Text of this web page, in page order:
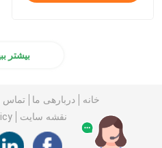
بیشتر
خانه دربارهی ما تماس
نقشه سایت